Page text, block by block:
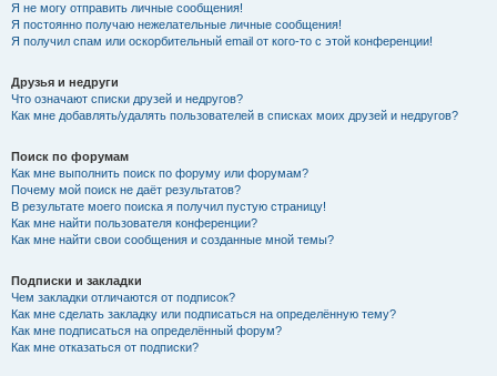
Я не могу отправить личные сообщения!
Я постоянно получаю нежелательные личные сообщения!
Я получил спам или оскорбительный email от кого-то с этой конференции!
Друзья и недруги
Что означают списки друзей и недругов?
Как мне добавлять/удалять пользователей в списках моих друзей и недругов?
Поиск по форумам
Как мне выполнить поиск по форуму или форумам?
Почему мой поиск не даёт результатов?
В результате моего поиска я получил пустую страницу!
Как мне найти пользователя конференции?
Как мне найти свои сообщения и созданные мной темы?
Подписки и закладки
Чем закладки отличаются от подписок?
Как мне сделать закладку или подписаться на определённую тему?
Как мне подписаться на определённый форум?
Как мне отказаться от подписки?